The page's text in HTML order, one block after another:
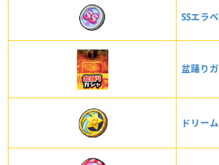
SSエラ
盆踊り
ドリー